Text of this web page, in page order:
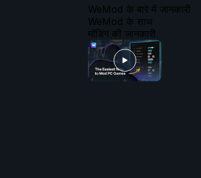
WeMod के बारे में जानकारी
WeMod के साथ
मॉडिंग की जानकारी